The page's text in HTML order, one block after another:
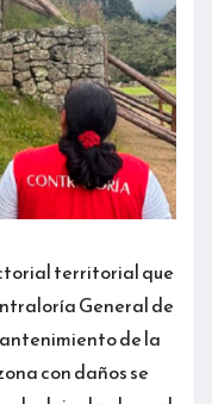
territorial que
General de
de la
con daños se